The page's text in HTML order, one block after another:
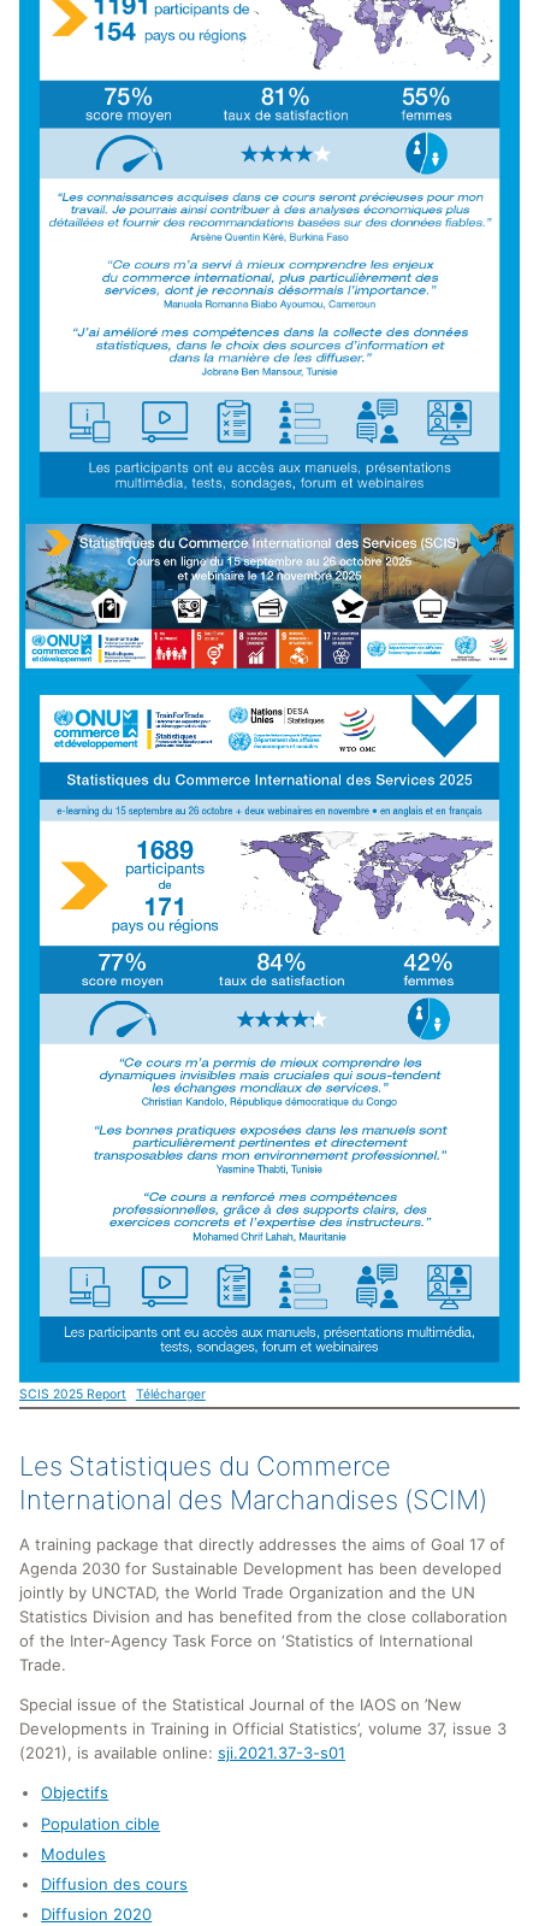
SCIS 2025 Report Télécharger
Les Statistiques du Commerce
International des Marchandises (SCIM)
A training package that directly addresses the aims of Goal 17 of
Agenda 2030 for Sustainable Development has been developed
jointly by UNCTAD, the World Trade Organization and the UN
Statistics Division and has benefited from the close collaboration
of the Inter-Agency Task Force on ‘Statistics of International
Trade.
Special issue of the Statistical Journal of the IAOS on ’New
Developments in Training in Official Statistics’, volume 37, issue 3
(2021), is available online: sji.2021.37-3-s01
Objectifs
Population cible
Modules
Diffusion des cours
Diffusion 2020